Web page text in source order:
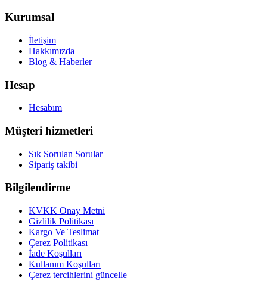
Kurumsal
İletişim
Hakkımızda
Blog & Haberler
Hesap
Hesabım
Müşteri hizmetleri
Sık Sorulan Sorular
Sipariş takibi
Bilgilendirme
KVKK Onay Metni
Gizlilik Politikası
Kargo Ve Teslimat
Çerez Politikası
İade Koşulları
Kullanım Koşulları
Çerez tercihlerini güncelle